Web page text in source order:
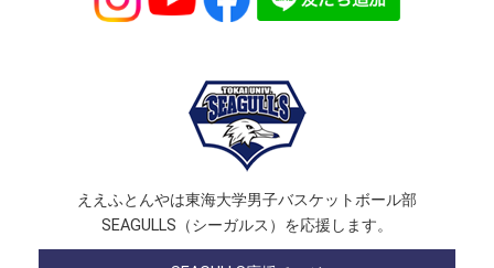
ええふとんやは東海大学男子バスケットボール部
SEAGULLS（シーガルス）を応援します。